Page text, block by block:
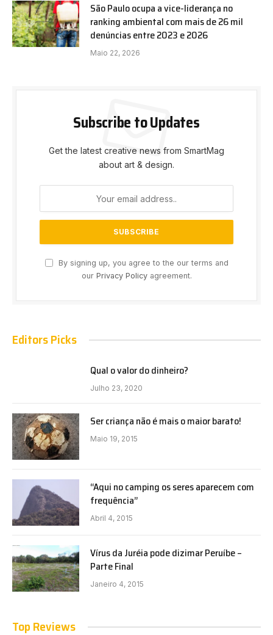
São Paulo ocupa a vice-liderança no
ranking ambiental com mais de 26 mil
denúncias entre 2023 e 2026
Maio 22, 2026
Subscribe to Updates
Get the latest creative news from SmartMag
about art & design.
By signing up, you agree to the our terms and
our Privacy Policyagreement.
Editors Picks
Qual o valor do dinheiro?
Julho 23, 2020
Ser criança não é mais o maior barato!
Maio 19, 2015
“Aqui no camping os seres aparecem com
frequência”
Abril 4, 2015
Vírus da Juréia pode dizimar Peruíbe –
Parte Final
Janeiro 4, 2015
Top Reviews